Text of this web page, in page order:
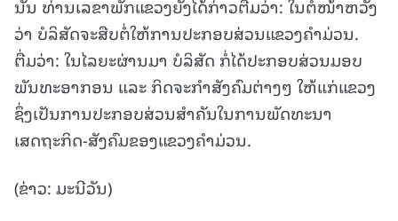
ນັ້ນ ທ່ານເລຂາພັກແຂວງຍັງໄດ້ກ່າວຕື່ມວ່າ: ໃນຕໍ່ໜ້າຫວັງ
ວ່າ ບໍລິສັດຈະສືບຕໍ່ໃຫ້ການປະກອບສ່ວນແຂວງຄໍາມ່ວນ.
ຕື່ມວ່າ: ໃນໄລຍະຜ່ານມາ ບໍລິສັດ ກໍ່ໄດ້ປະກອບສ່ວນມອບ
ພັນທະອາກອນ ແລະ ກິດຈະກໍາສັງຄົມຕ່າງໆ ໃຫ້ແກ່ແຂວງ
ຊຶ່ງເປັນການປະກອບສ່ວນສໍາຄັນໃນການພັດທະນາ
ເສດຖະກິດ-ສັງຄົມຂອງແຂວງຄໍາມ່ວນ.
(ຂ່າວ: ມະນີວັນ)